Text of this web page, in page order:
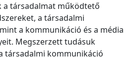
a társadalmat működtető
a társadalmi
a kommunikáció és a média
Megszerzett tudásuk
társadalmi kommunikáció